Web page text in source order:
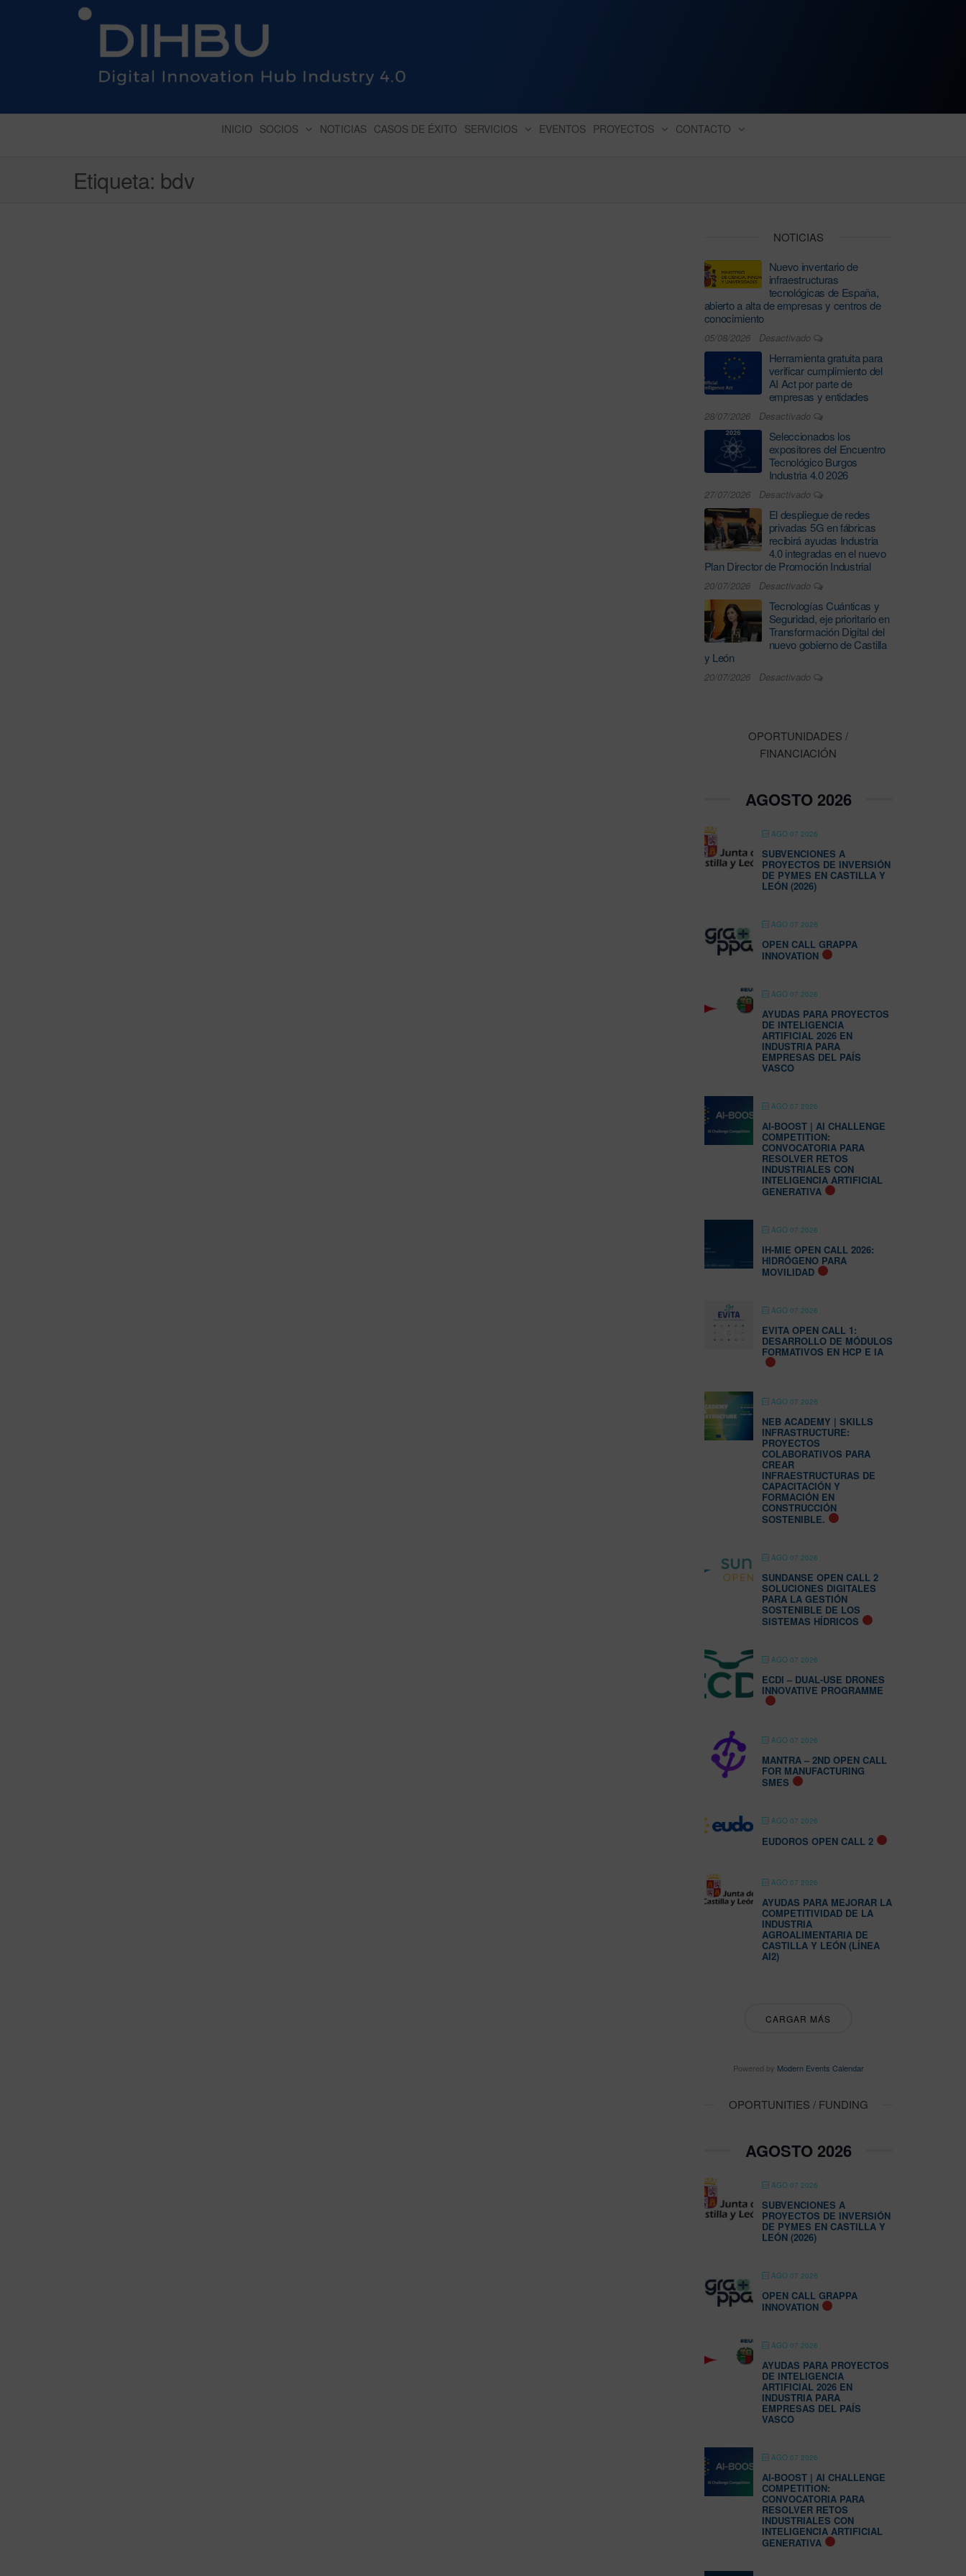
DIGITAL INNOVATION HUB INDUSTRY 4.0
INICIO SOCIOS NOTICIAS CASOS DE ÉXITO SERVICIOS EVENTOS PROYECTOS CONTACTO
Etiqueta: bdv
NOTICIAS
Nuevo inventario de
infraestructuras
tecnológicas de España,
abierto a alta de empresas y centros de
conocimiento
05/08/2026 Desactivado
Herramienta gratuita para
verificar cumplimiento del
AI Act por parte de
empresas y entidades
28/07/2026 Desactivado
Seleccionados los
expositores del Encuentro
Tecnológico Burgos
Industria 4.0 2026
27/07/2026 Desactivado
El despliegue de redes
privadas 5G en fábricas
recibirá ayudas Industria
4.0 integradas en el nuevo
Plan Director de Promoción Industrial
20/07/2026 Desactivado
Tecnologías Cuánticas y
Seguridad, eje prioritario en
Transformación Digital del
nuevo gobierno de Castilla
y León
20/07/2026 Desactivado
OPORTUNIDADES /
FINANCIACIÓN
AGOSTO 2026
AGO 07 2026
SUBVENCIONES A
PROYECTOS DE INVERSIÓN
DE PYMES EN CASTILLA Y
LEÓN (2026)
AGO 07 2026
OPEN CALL GRAPPA
INNOVATION
AGO 07 2026
AYUDAS PARA PROYECTOS
DE INTELIGENCIA
ARTIFICIAL 2026 EN
INDUSTRIA PARA
EMPRESAS DEL PAÍS
VASCO
AGO 07 2026
AI-BOOST | AI CHALLENGE
COMPETITION:
CONVOCATORIA PARA
RESOLVER RETOS
INDUSTRIALES CON
INTELIGENCIA ARTIFICIAL
GENERATIVA
AGO 07 2026
IH-MIE OPEN CALL 2026:
HIDRÓGENO PARA
MOVILIDAD
AGO 07 2026
EVITA OPEN CALL 1:
DESARROLLO DE MÓDULOS
FORMATIVOS EN HCP E IA
AGO 07 2026
NEB ACADEMY | SKILLS
INFRASTRUCTURE:
PROYECTOS
COLABORATIVOS PARA
CREAR
INFRAESTRUCTURAS DE
CAPACITACIÓN Y
FORMACIÓN EN
CONSTRUCCIÓN
SOSTENIBLE.
AGO 07 2026
SUNDANSE OPEN CALL 2
SOLUCIONES DIGITALES
PARA LA GESTIÓN
SOSTENIBLE DE LOS
SISTEMAS HÍDRICOS
AGO 07 2026
ECDI – DUAL-USE DRONES
INNOVATIVE PROGRAMME
AGO 07 2026
MANTRA – 2ND OPEN CALL
FOR MANUFACTURING
SMES
AGO 07 2026
EUDOROS OPEN CALL 2
AGO 07 2026
AYUDAS PARA MEJORAR LA
COMPETITIVIDAD DE LA
INDUSTRIA
AGROALIMENTARIA DE
CASTILLA Y LEÓN (LÍNEA
AI2)
CARGAR MÁS
Powered by Modern Events Calendar
OPORTUNITIES / FUNDING
AGOSTO 2026
AGO 07 2026
SUBVENCIONES A
PROYECTOS DE INVERSIÓN
DE PYMES EN CASTILLA Y
LEÓN (2026)
AGO 07 2026
OPEN CALL GRAPPA
INNOVATION
AGO 07 2026
AYUDAS PARA PROYECTOS
DE INTELIGENCIA
ARTIFICIAL 2026 EN
INDUSTRIA PARA
EMPRESAS DEL PAÍS
VASCO
AGO 07 2026
AI-BOOST | AI CHALLENGE
COMPETITION:
CONVOCATORIA PARA
RESOLVER RETOS
INDUSTRIALES CON
INTELIGENCIA ARTIFICIAL
GENERATIVA